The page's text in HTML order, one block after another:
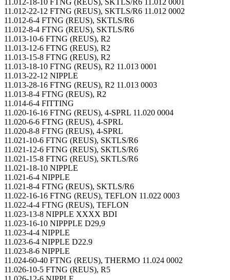
11.012-22-12 FTNG (REUS), SKTLS/R6 11.012 0002
11.012-6-4 FTNG (REUS), SKTLS/R6
11.012-8-4 FTNG (REUS), SKTLS/R6
11.013-10-6 FTNG (REUS), R2
11.013-12-6 FTNG (REUS), R2
11.013-15-8 FTNG (REUS), R2
11.013-18-10 FTNG (REUS), R2 11.013 0001
11.013-22-12 NIPPLE
11.013-28-16 FTNG (REUS), R2 11.013 0003
11.013-8-4 FTNG (REUS), R2
11.014-6-4 FITTING
11.020-16-16 FTNG (REUS), 4-SPRL 11.020 0004
11.020-6-6 FTNG (REUS), 4-SPRL
11.020-8-8 FTNG (REUS), 4-SPRL
11.021-10-6 FTNG (REUS), SKTLS/R6
11.021-12-6 FTNG (REUS), SKTLS/R6
11.021-15-8 FTNG (REUS), SKTLS/R6
11.021-18-10 NIPPLE
11.021-6-4 NIPPLE
11.021-8-4 FTNG (REUS), SKTLS/R6
11.022-16-16 FTNG (REUS), TEFLON 11.022 0003
11.022-4-4 FTNG (REUS), TEFLON
11.023-13-8 NIPPLE XXXX BDI
11.023-16-10 NIPPPLE D29,9
11.023-4-4 NIPPLE
11.023-6-4 NIPPLE D22.9
11.023-8-6 NIPPLE
11.024-60-40 FTNG (REUS), THERMO 11.024 0002
11.026-10-5 FTNG (REUS), R5